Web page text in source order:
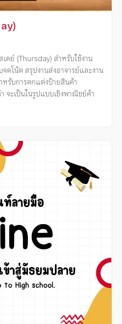
ดย์ (Thursday) สำหรับใช้งาน
ดโน้ต สรุปงานส่งอาจารย์และงาน
หรับการตกแต่งป้ายสินค้า
จะเป็นในรูปแบบเชิงพาณิชย์ค้า